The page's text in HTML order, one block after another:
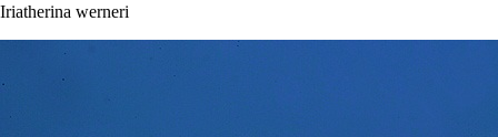
Iriatherina werneri